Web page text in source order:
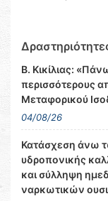
Β. Κικίλιας:
περισσότερους
Μεταφορικού
04/08/26
Κατάσχεση άνω
υδροπονικής
και σύλληψη
ναρκωτικών